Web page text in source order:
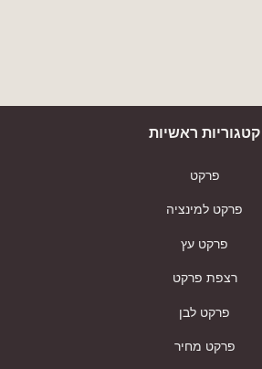
קטגוריות ראשיות
פרקט
פרקט למינציה
פרקט עץ
רצפת פרקט
פרקט לבן
פרקט מחיר